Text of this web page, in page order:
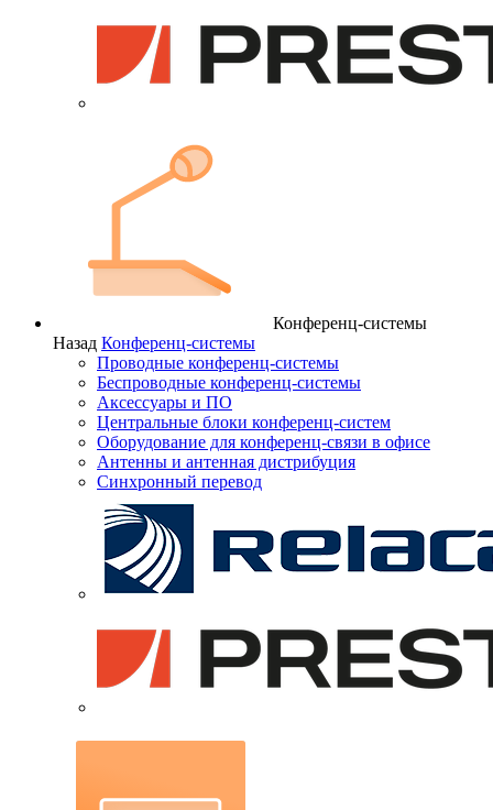
Конференц-системы
Назад Конференц-системы
Проводные конференц-системы
Беспроводные конференц-системы
Аксессуары и ПО
Центральные блоки конференц-систем
Оборудование для конференц-связи в офисе
Антенны и антенная дистрибуция
Синхронный перевод